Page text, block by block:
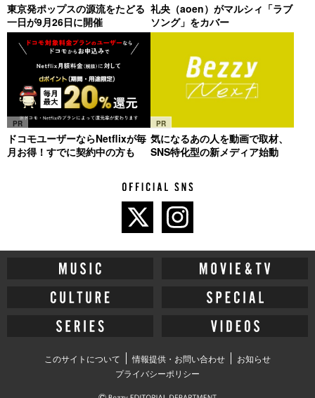
東京発ポップスの源流をたどる
一日が9月26日に開催
礼央（aoen）がマルシィ「ラブ
ソング」をカバー
PR
ドコモユーザーならNetflixが毎
月お得！すでに契約中の方も
PR
気になるあの人を動画で取材、
SNS特化型の新メディア始動
このサイトについて 情報提供・お問い合わせ
お知らせ
プライバシーポリシー